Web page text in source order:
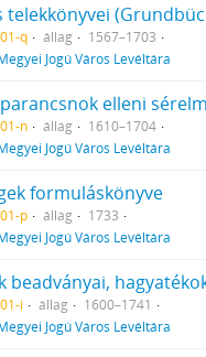
telekkönyvei
q állag
1567–1703
Jogú Város Levéltára
elleni
n állag
1610–1704
Jogú Város Levéltára
formuláskönyve
p állag
1733
Jogú Város Levéltára
beadványai,
i állag
1600–1741
Jogú Város Levéltára